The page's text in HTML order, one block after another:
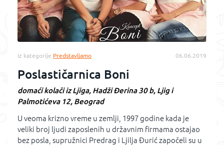
Iz kategorije Predstavljamo 06.06.2019
Poslastičarnica Boni
domaći kolači iz Ljiga, Hadži Đerina 30 b, Ljig i
Palmotićeva 12, Beograd
U veoma krizno vreme u zemlji, 1997 godine kada je
veliki broj ljudi zaposlenih u državnim firmama ostajao
bez posla, supružnici Predrag i Ljilja Đurić započeli su u